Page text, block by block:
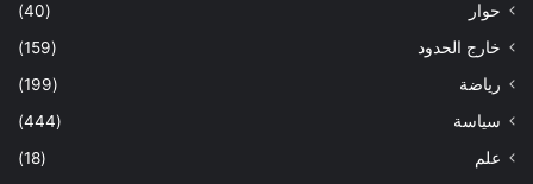
حوار
(40)
خارج الحدود
(159)
رياضة
(199)
سياسة
(444)
علم
(18)